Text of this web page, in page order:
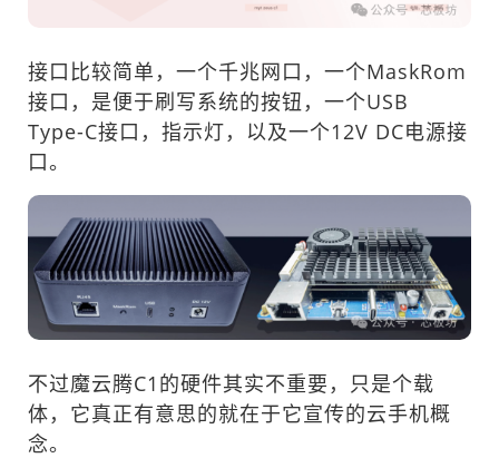
接口比较简单，一个千兆网口，一个MaskRom
接口，是便于刷写系统的按钮，一个USB
Type-C接口，指示灯，以及一个12V DC电源接
口。
不过魔云腾C1的硬件其实不重要，只是个载
体，它真正有意思的就在于它宣传的云手机概
念。